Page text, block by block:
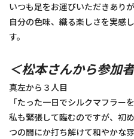
いつも足をお運びいただきあり
自分の色味、織る楽しさを実感
す。
＜松本さんから参加
真左から３人目
「たった一日でシルクマフラー
私も緊張して臨むのですが、初
つの間にか打ち解けて和やかな